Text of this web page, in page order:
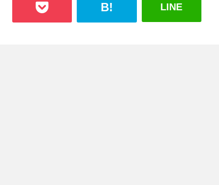
B! LINE